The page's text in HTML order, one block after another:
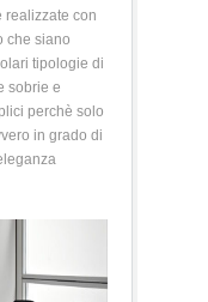
realizzate con
che siano
tipologie di
sobrie e
perchè solo
in grado di